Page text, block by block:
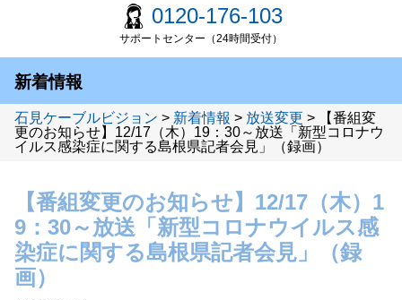
0120-176-103
サポートセンター（24時間受付）
新着情報
石見ケーブルビジョン > 新着情報 > 放送変更 >
【番組変
更のお知らせ】12/17（木）19：30～放送「新型コロナウ
イルス感染症に関する島根県記者会見」（録画）
【番組変更のお知らせ】12/17（木）1
9：30～放送「新型コロナウイルス感
染症に関する島根県記者会見」（録
画）